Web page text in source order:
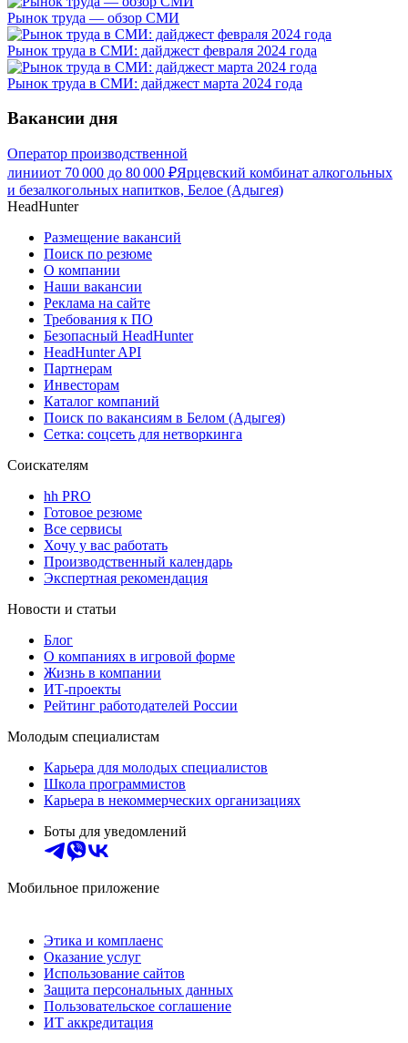
Рынок труда — обзор СМИ
Рынок труда в СМИ: дайджест февраля 2024 года
Рынок труда в СМИ: дайджест марта 2024 года
Вакансии дня
Оператор производственной
линииот 70 000 до 80 000 ₽Ярцевский комбинат алкогольных
и безалкогольных напитков, Белое (Адыгея)
HeadHunter
Размещение вакансий
Поиск по резюме
О компании
Наши вакансии
Реклама на сайте
Требования к ПО
Безопасный HeadHunter
HeadHunter API
Партнерам
Инвесторам
Каталог компаний
Поиск по вакансиям в Белом (Адыгея)
Сетка: соцсеть для нетворкинга
Соискателям
hh PRO
Готовое резюме
Все сервисы
Хочу у вас работать
Производственный календарь
Экспертная рекомендация
Новости и статьи
Блог
О компаниях в игровой форме
Жизнь в компании
ИТ-проекты
Рейтинг работодателей России
Молодым специалистам
Карьера для молодых специалистов
Школа программистов
Карьера в некоммерческих организациях
Боты для уведомлений
Мобильное приложение
Этика и комплаенс
Оказание услуг
Использование сайтов
Защита персональных данных
Пользовательское соглашение
ИТ аккредитация